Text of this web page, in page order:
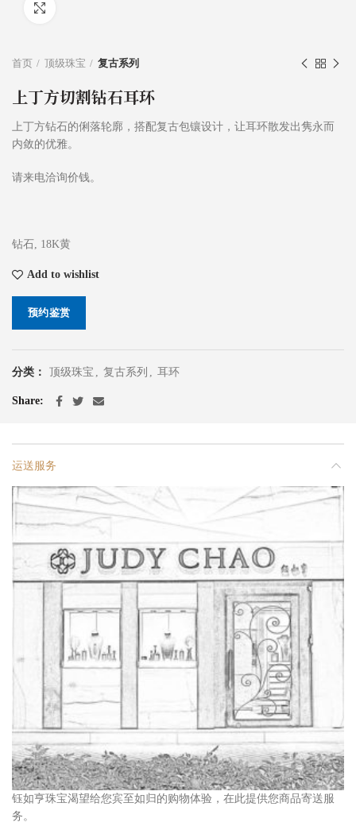
首页 顶级珠宝 复古系列
上丁方切割钻石耳环
上丁方钻石的俐落轮廓，搭配复古包镶设计，让耳环散发出隽永而
内敛的优雅。
请来电洽询价钱。
钻石, 18K黄
Add to wishlist
预约鉴赏
分类： 顶级珠宝 , 复古系列 , 耳环
Share
运送服务
钰如亨珠宝渴望给您宾至如归的购物体验，在此提供您商品寄送服
务。